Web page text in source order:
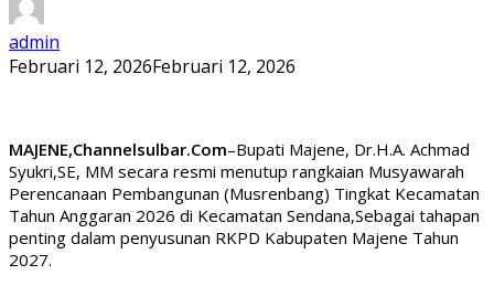
admin
Februari 12, 2026Februari 12, 2026
MAJENE,Channelsulbar.Com–Bupati Majene, Dr.H.A. Achmad
Syukri,SE, MM secara resmi menutup rangkaian Musyawarah
Perencanaan Pembangunan (Musrenbang) Tingkat Kecamatan
Tahun Anggaran 2026 di Kecamatan Sendana,Sebagai tahapan
penting dalam penyusunan RKPD Kabupaten Majene Tahun
2027.